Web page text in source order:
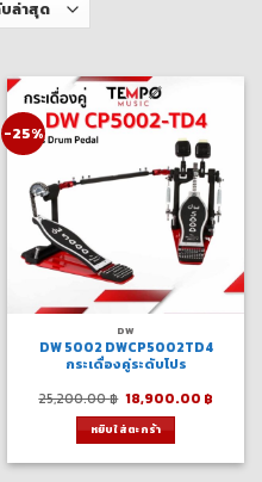
-25%
DW
DW 5002 DWCP5002TD4
กระเดื่องคู่ระดับโปร
25,200.00฿ Original
price
was:
25,200.00 ฿.
18,900.00 ฿
หยิบใส่ตะกร้า